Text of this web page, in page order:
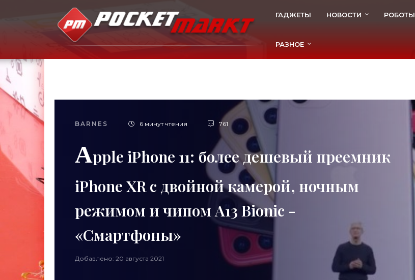
ГАДЖЕТЫ НОВОСТИ РОБОТЫ
РАЗНОЕ
BARNES 6 минут чтения 761
Apple iPhone 11: более дешевый преемник
iPhone XR с двойной камерой, ночным
режимом и чипом A13 Bionic -
«Смартфоны»
Добавлено: 20 августа 2021